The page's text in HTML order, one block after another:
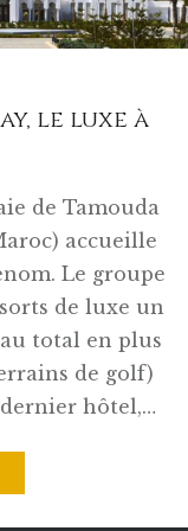
le luxe à
de Tamouda
accueille
Le groupe
de luxe un
total en plus
de golf)
hôtel,…